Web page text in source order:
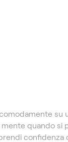
su
quando si
confidenza